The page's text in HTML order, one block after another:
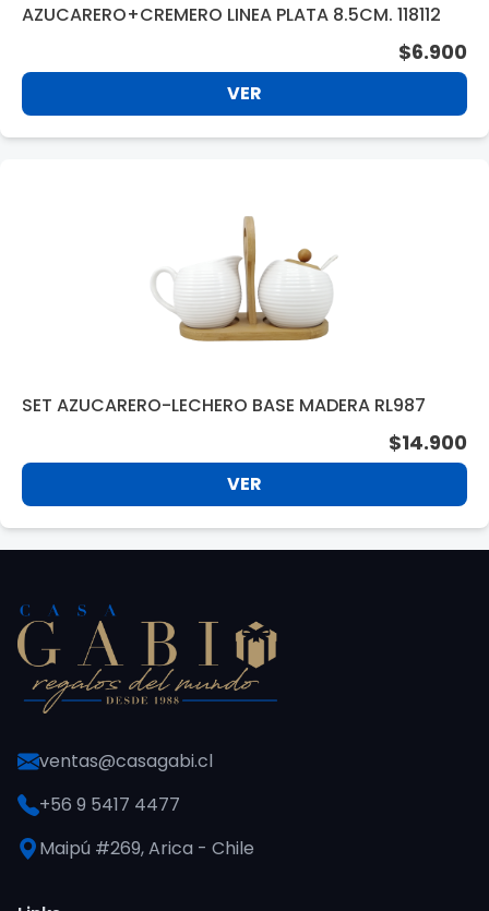
AZUCARERO+CREMERO LINEA PLATA 8.5CM. 118112
$6.900
VER
SET AZUCARERO-LECHERO BASE MADERA RL987
$14.900
VER
ventas@casagabi.cl
+56 9 5417 4477
Maipú #269, Arica - Chile